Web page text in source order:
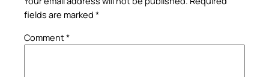
fields are marked *
Comment*